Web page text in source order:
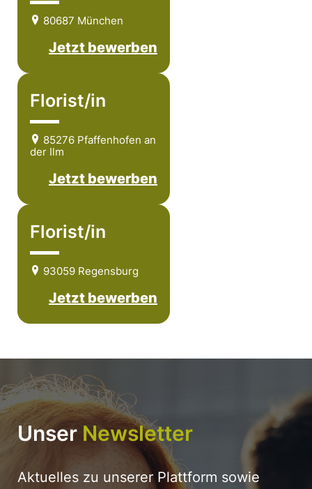
80687 München
Jetzt bewerben
Florist/in
85276 Pfaffenhofen an
der Ilm
Jetzt bewerben
Florist/in
93059 Regensburg
Jetzt bewerben
Unser Newsletter
Aktuelles zu unserer Plattform sowie